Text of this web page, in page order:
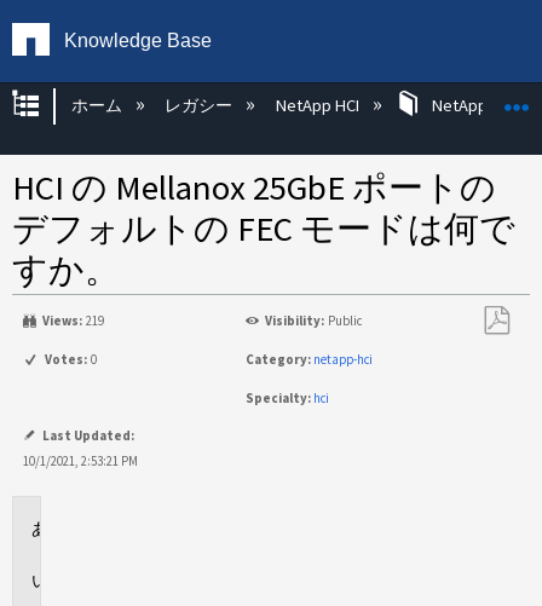
Knowledge Base
グローバル階層を展開/折りたたむ
ホーム レガシー NetApp HCI NetApp HCI
HCI の Mellanox 25GbE ポートの
デフォルトの FEC モードは何で
すか。
Views: 219 Visibility: Public
Votes: 0 Category: netapp-hci
Specialty: hci
Last Updated:
10/1/2021, 2:53:21 PM